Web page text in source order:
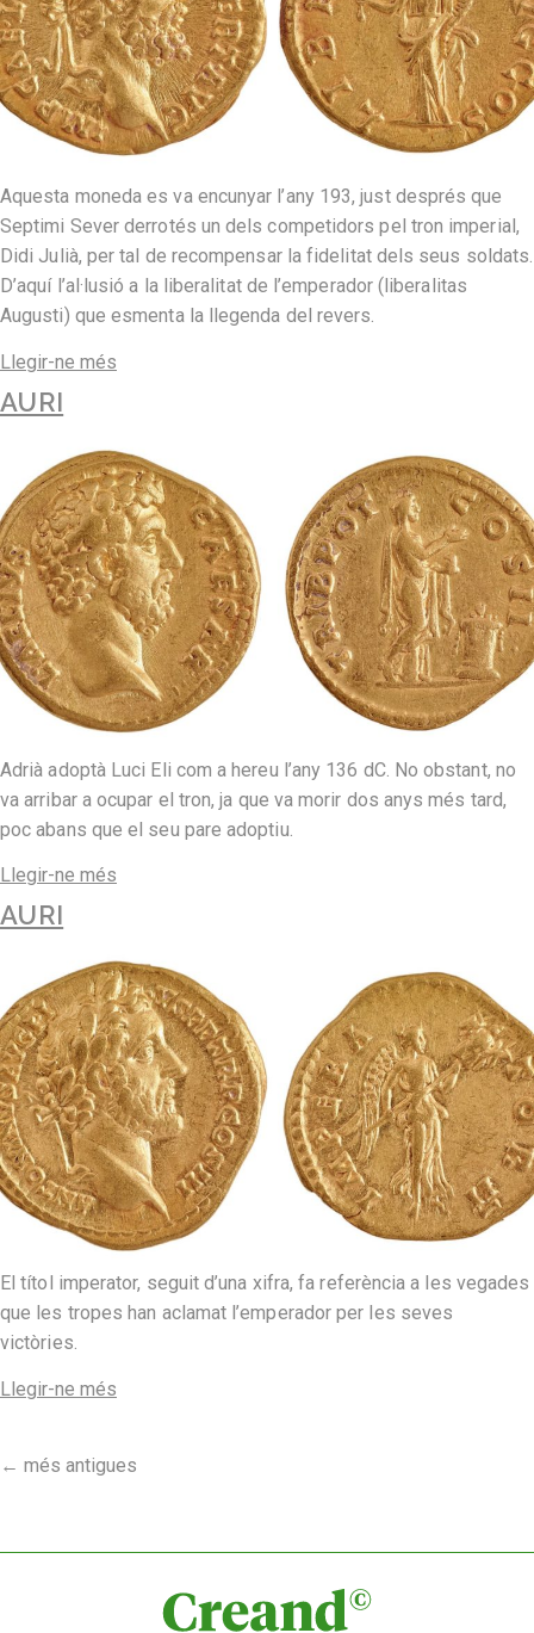
Aquesta moneda es va encunyar l’any 193, just després que
Septimi Sever derrotés un dels competidors pel tron imperial,
Didi Julià, per tal de recompensar la fidelitat dels seus soldats.
D’aquí l’al·lusió a la liberalitat de l’emperador (liberalitas
Augusti) que esmenta la llegenda del revers.
Llegir-ne més
AURI
Adrià adoptà Luci Eli com a hereu l’any 136 dC. No obstant, no
va arribar a ocupar el tron, ja que va morir dos anys més tard,
poc abans que el seu pare adoptiu.
Llegir-ne més
AURI
El títol imperator, seguit d’una xifra, fa referència a les vegades
que les tropes han aclamat l’emperador per les seves
victòries.
Llegir-ne més
← més antigues